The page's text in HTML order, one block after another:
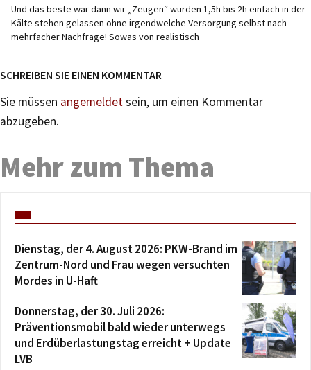
Und das beste war dann wir „Zeugen“ wurden 1,5h bis 2h einfach in der
Kälte stehen gelassen ohne irgendwelche Versorgung selbst nach
mehrfacher Nachfrage! Sowas von realistisch
SCHREIBEN SIE EINEN KOMMENTAR
Sie müssen angemeldetsein, um einen Kommentar
abzugeben.
Mehr zum Thema
Dienstag, der 4. August 2026: PKW-Brand im
Zentrum-Nord und Frau wegen versuchten
Mordes in U-Haft
Donnerstag, der 30. Juli 2026:
Präventionsmobil bald wieder unterwegs
und Erdüberlastungstag erreicht + Update
LVB